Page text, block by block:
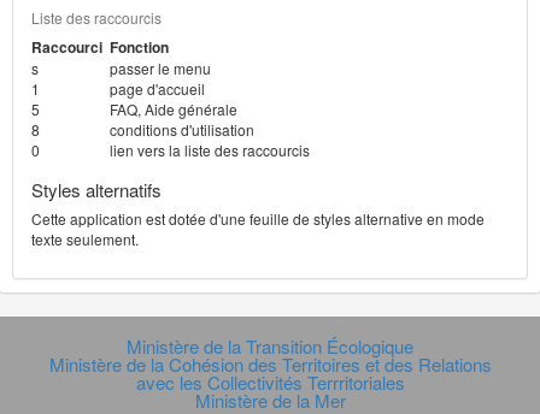
Liste des raccourcis
Raccourci Fonction
s
passer le menu
1
page d'accueil
5
FAQ, Aide générale
8
conditions d'utilisation
0
lien vers la liste des raccourcis
Styles alternatifs
Cette application est dotée d'une feuille de styles alternative en mode
texte seulement.
Ministère de la Transition Écologique
Ministère de la Cohésion des Territoires et des Relations
avec les Collectivités Terrritoriales
Ministère de la Mer